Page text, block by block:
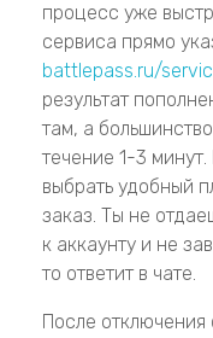
процесс уже
сервиса прямо
battlepass.ru/
результат
там, а
течение 1-3
выбрать удобный
заказ. Ты не
к аккаунту и не
то ответит в чате.
После